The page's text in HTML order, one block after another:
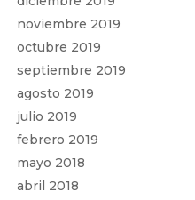
noviembre 2019
octubre 2019
septiembre 2019
agosto 2019
julio 2019
febrero 2019
mayo 2018
abril 2018